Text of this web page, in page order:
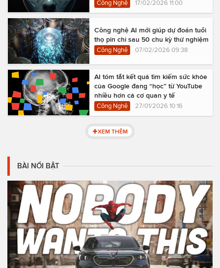
Công Nghệ 17/02/2026 11:00
Công nghệ AI mới giúp dự đoán tuổi
thọ pin chỉ sau 50 chu kỳ thử nghiệm
Công Nghệ 07/02/2026 09:38
AI tóm tắt kết quả tìm kiếm sức khỏe
của Google đang “học” từ YouTube
nhiều hơn cả cơ quan y tế
Công Nghệ 27/01/2026 10:16
XEM THÊM
BÀI NỔI BẬT